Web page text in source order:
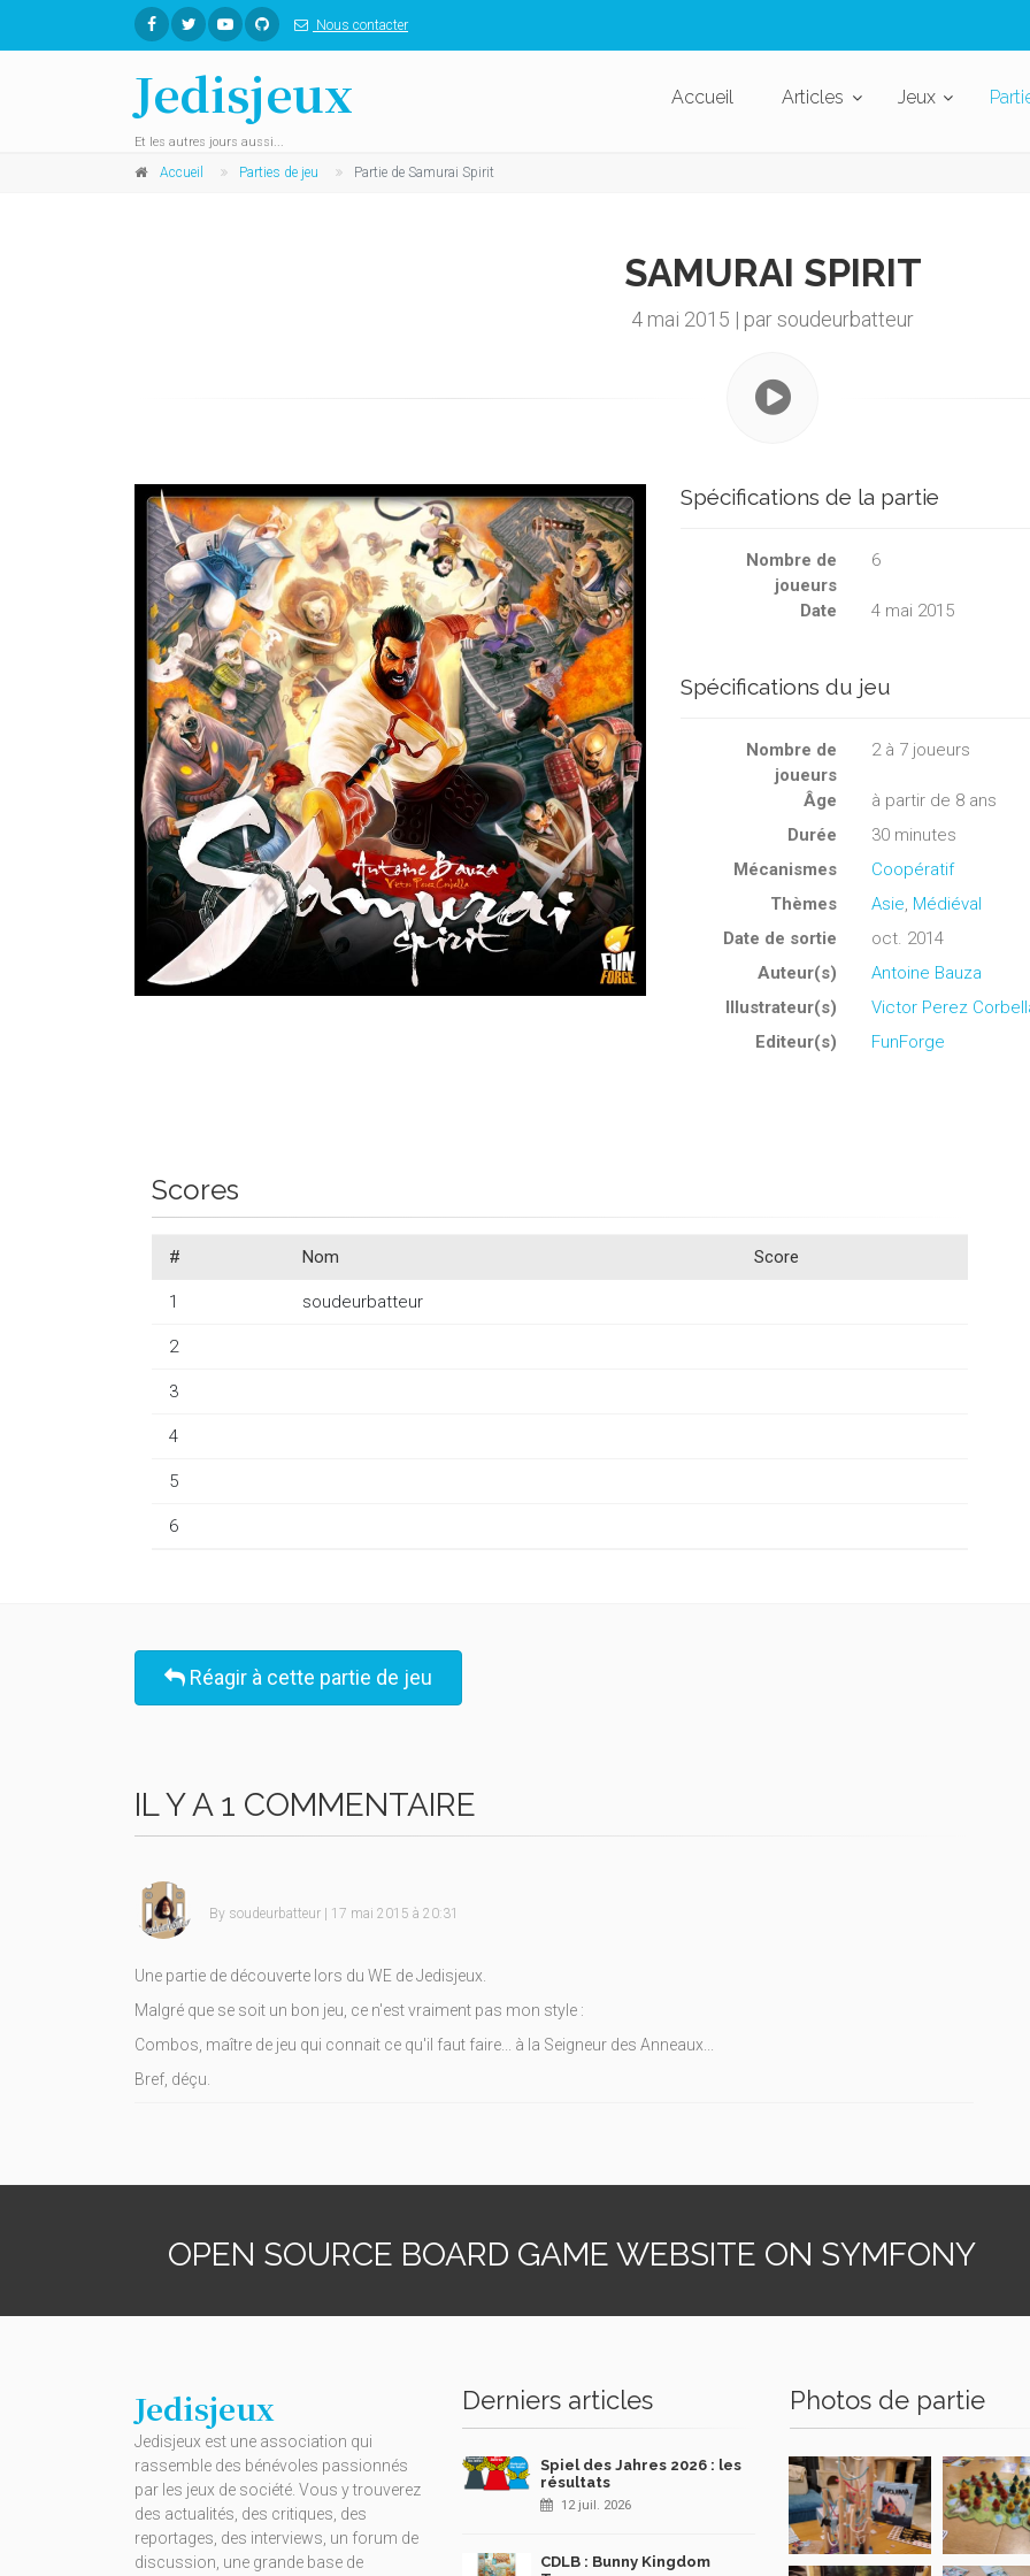
Nous contacter
Jedisjeux
Et les autres jours aussi...
Accueil Articles Jeux
Accueil Parties de jeu Partie de Samurai Spirit
SAMURAI SPIRIT
4 mai 2015 | par soudeurbatteur
Spécifications de la partie
Nombre de
joueurs
6
Date 4 mai 2015
Spécifications du jeu
Nombre de
joueurs
2à 7 joueurs
Âge
à partir de 8 ans
Durée
30 minutes
Mécanismes
Coopératif
Thèmes
Asie, Médiéval
Date de sortie
oct. 2014
Auteur(s)
Antoine Bauza
Illustrateur(s)
Victor Perez
Editeur(s)
FunForge
Scores
# Nom Score
1 soudeurbatteur
2
3
4
5
6
Réagir à cette partie de jeu
IL Y A 1 COMMENTAIRE
By soudeurbatteur | 17 mai 2015 à 20:31
Une partie de découverte lors du WE de Jedisjeux.
Malgré que se soit un bon jeu, ce n'est vraiment pas mon style :
Combos, maître de jeu qui connait ce qu'il faut faire... à la Seigneur des Anneaux...
Bref, déçu.
OPEN SOURCE BOARD GAME WEBSITE ON SYMFONY
Jedisjeux
Jedisjeux est une association qui
rassemble des bénévoles passionnés
par les jeux de société. Vous y trouverez
des actualités, des critiques, des
reportages, des interviews, un forum de
discussion, une grande base de
Derniers articles
Spiel des Jahres 2026 : les
résultats
12 juil. 2026
CDLB : Bunny Kingdom
Photos de partie